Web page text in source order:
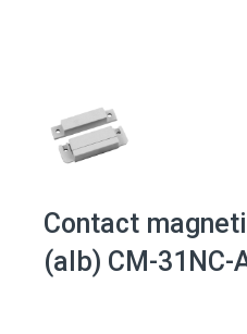
Contact
(alb) CM-31NC-